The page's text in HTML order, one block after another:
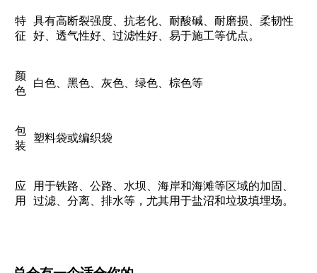
特
征
具有高断裂强度、抗老化、耐酸碱、耐磨损、柔韧性
好、透气性好、过滤性好、易于施工等优点。
颜
色
白色、黑色、灰色、绿色、棕色等
包
装
塑料袋或编织袋
应
用
用于铁路、公路、水坝、海岸和海滩等区域的加固、
过滤、分离、排水等，尤其用于盐沼和垃圾填埋场。